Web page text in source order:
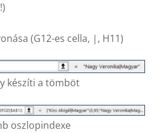
(G12-es cella, |, H11)
készíti a tömböt
oszlopindexe